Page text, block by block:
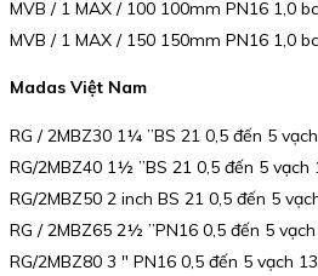
MVB / 1 MAX / 100 100mm PN16 1,0
MVB / 1 MAX / 150 150mm PN16 1,0
Madas Việt Nam
RG / 2MBZ30 1¼ ”BS 21 0,5 đến 5
RG/2MBZ40 1½ ”BS 21 0,5 đến 5
RG/2MBZ50 2 inch BS 21 0,5 đến 5
RG / 2MBZ65 2½ ”PN16 0,5 đến 5
RG/2MBZ80 3 ″ PN16 0,5 đến 5 vạch